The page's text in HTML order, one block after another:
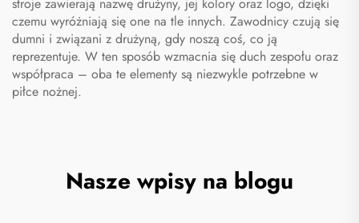
stroje zawierają nazwę drużyny, jej kolory oraz logo, dzięki
czemu wyróżniają się one na tle innych. Zawodnicy czują się
dumni i związani z drużyną, gdy noszą coś, co ją
reprezentuje. W ten sposób wzmacnia się duch zespołu oraz
współpraca – oba te elementy są niezwykle potrzebne w
piłce nożnej.
Nasze wpisy na blogu